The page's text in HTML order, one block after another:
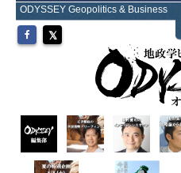
ODYSSEY Geopolitics & Business